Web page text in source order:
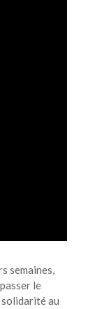
semaines,
le
solidarité au